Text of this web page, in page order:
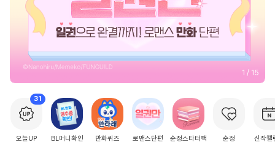
2 / 15
31
오늘UP BL머니확인 만화퀴즈 로맨스단편 순정스타터팩 순정 신작캘